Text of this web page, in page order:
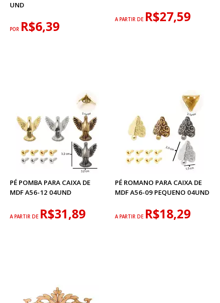
UND
POR R$6,39 A PARTIR DE R$27,59
PÉ POMBA PARA CAIXA DE
MDF A56-12 04UND
A PARTIR DE R$31,89
PÉ ROMANO PARA CAIXA DE
MDF A56-09 PEQUENO 04UND
A PARTIR DE R$18,29